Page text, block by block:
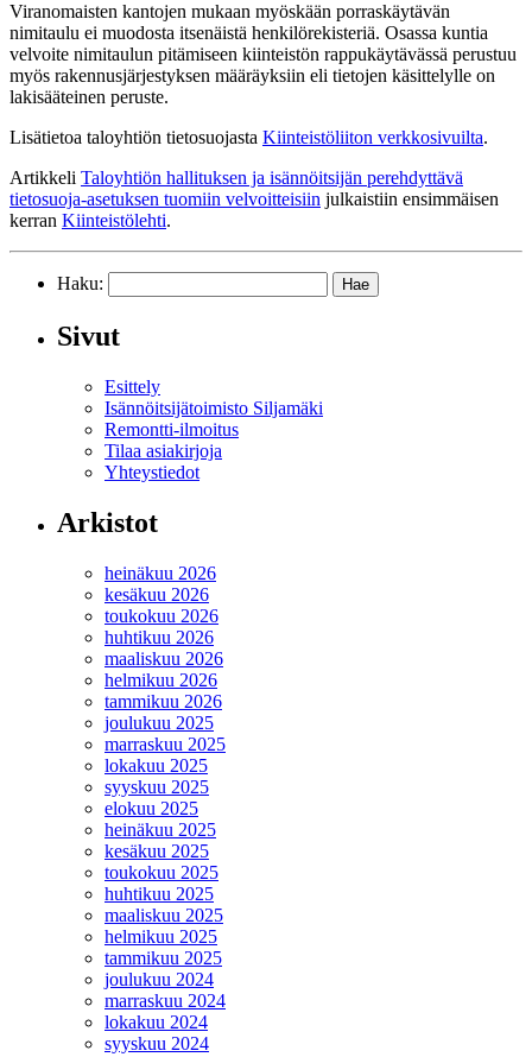
Viranomaisten kantojen mukaan myöskään porraskäytävän
nimitaulu ei muodosta itsenäistä henkilörekisteriä. Osassa kuntia
velvoite nimitaulun pitämiseen kiinteistön rappukäytävässä perustuu
myös rakennusjärjestyksen määräyksiin eli tietojen käsittelylle on
lakisääteinen peruste.
Lisätietoa taloyhtiön tietosuojasta Kiinteistöliiton verkkosivuilta.
Artikkeli Taloyhtiön hallituksen ja isännöitsijän perehdyttävä
tietosuoja-asetuksen tuomiin velvoitteisiin julkaistiin ensimmäisen
kerran Kiinteistölehti.
Haku:
Sivut
Esittely
Isännöitsijätoimisto Siljamäki
Remontti-ilmoitus
Tilaa asiakirjoja
Yhteystiedot
Arkistot
heinäkuu 2026
kesäkuu 2026
toukokuu 2026
huhtikuu 2026
maaliskuu 2026
helmikuu 2026
tammikuu 2026
joulukuu 2025
marraskuu 2025
lokakuu 2025
syyskuu 2025
elokuu 2025
heinäkuu 2025
kesäkuu 2025
toukokuu 2025
huhtikuu 2025
maaliskuu 2025
helmikuu 2025
tammikuu 2025
joulukuu 2024
marraskuu 2024
lokakuu 2024
syyskuu 2024